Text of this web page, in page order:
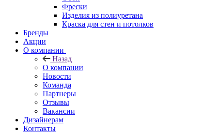
Фрески
Изделия из полиуретана
Краска для стен и потолков
Бренды
Акции
О компании
Назад
О компании
Новости
Команда
Партнеры
Отзывы
Вакансии
Дизайнерам
Контакты